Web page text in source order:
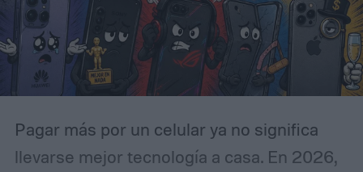
Pagar más por un celular ya no significa
llevarse mejor tecnología a casa. En 2026,